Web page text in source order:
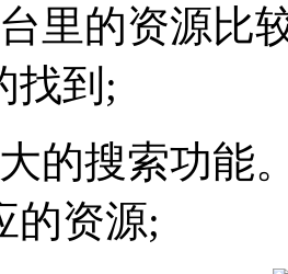
里的资源比
找到;
的搜索功能
的资源;